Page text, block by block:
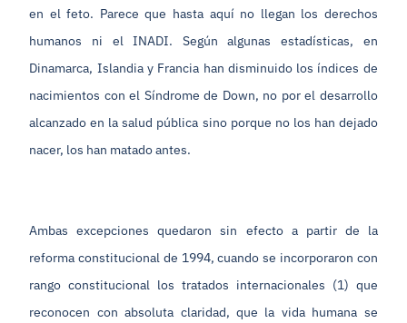
en el feto. Parece que hasta aquí no llegan los derechos
humanos ni el INADI. Según algunas estadísticas, en
Dinamarca, Islandia y Francia han disminuido los índices de
nacimientos con el Síndrome de Down, no por el desarrollo
alcanzado en la salud pública sino porque no los han dejado
nacer, los han matado antes.
Ambas excepciones quedaron sin efecto a partir de la
reforma constitucional de 1994, cuando se incorporaron con
rango constitucional los tratados internacionales (1) que
reconocen con absoluta claridad, que la vida humana se